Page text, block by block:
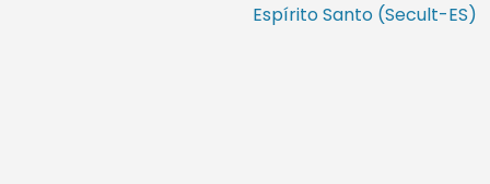
Espírito Santo (Secult-ES)